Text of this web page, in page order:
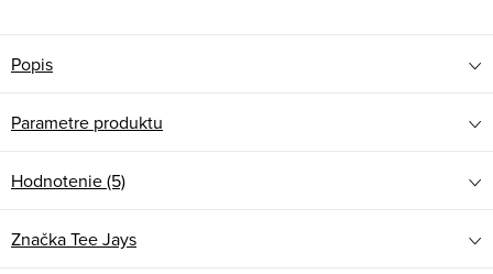
Popis
Parametre produktu
Hodnotenie (5)
ZnačkaTee Jays